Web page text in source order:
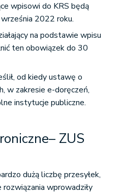
wpisowi do KRS będą
2022 roku.
na podstawie wpisu
ten obowiązek do 30
od kiedy ustawę o
w zakresie e-doręczeń,
instytucje publiczne.
– ZUS
dużą liczbę przesyłek,
wprowadziły